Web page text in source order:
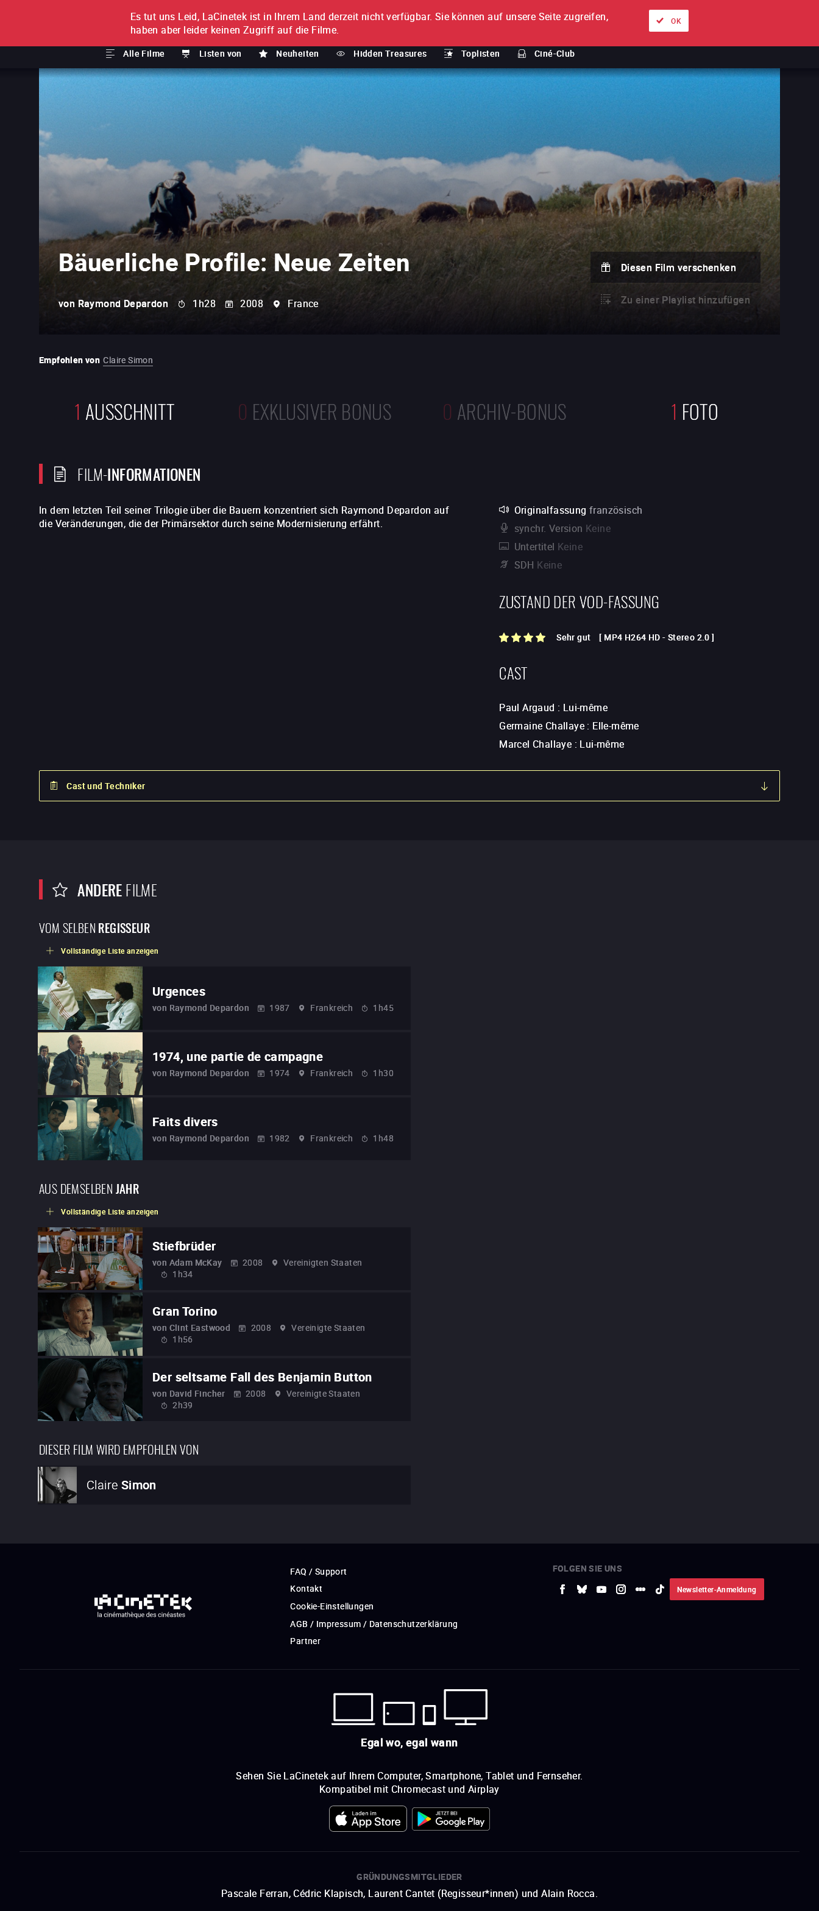
FILM FÜR FILM
Alle Filme Listen von Neuheiten Hidden Treasures Toplisten Ciné-Club
ABONNEMENT Über uns Unsere Angebote
Bäuerliche Profile: Neue Zeiten
von Raymond Depardon 1h28 2008 France
Diesen Film verschenken
Zu einer Playlist hinzufügen
Empfohlen von Claire Simon
1 AUSSCHNITT 0 EXKLUSIVER BONUS 0 ARCHIV-BONUS 1 FOTO
FILM-INFORMATIONEN
In dem letzten Teil seiner Trilogie über die Bauern konzentriert sich Raymond Depardon auf
die Veränderungen, die der Primärsektor durch seine Modernisierung erfährt.
Originalfassung französisch
synchr. Version Keine
Untertitel Keine
SDH Keine
ZUSTAND DER VOD-FASSUNG
Sehr gut [ MP4 H264 HD - Stereo 2.0 ]
CAST
Paul Argaud : Lui-même
Germaine Challaye : Elle-même
Marcel Challaye : Lui-même
Cast und Techniker
ANDEREFILME
VOM SELBENREGISSEUR
Vollständige Liste anzeigen
Urgences
von Raymond Depardon 1987 Frankreich 1h45
1974, une partie de campagne
von Raymond Depardon 1974 Frankreich 1h30
Faits divers
von Raymond Depardon 1982 Frankreich 1h48
AUS DEMSELBENJAHR
Vollständige Liste anzeigen
Stiefbrüder
von Adam McKay 2008
Vereinigten Staaten
1h34
Gran Torino
von Clint Eastwood 2008
Vereinigte Staaten
1h56
Der seltsame Fall des Benjamin Button
von David Fincher 2008
Vereinigte Staaten
2h39
DIESER FILM WIRD EMPFOHLEN VON
Claire Simon
FAQ / Support
Kontakt
Cookie-Einstellungen
AGB / Impressum / Datenschutzerklärung
Partner
FOLGEN SIE UNS
Newsletter-Anmeldung
Egal wo, egal wann
Sehen Sie LaCinetek auf Ihrem Computer, Smartphone, Tablet und Fernseher.
Kompatibel mit Chromecast und Airplay
GRÜNDUNGSMITGLIEDER
Pascale Ferran, Cédric Klapisch, Laurent Cantet (Regisseur*innen) und Alain Rocca.
Es tut uns Leid, LaCinetek ist in Ihrem Land derzeit nicht verfügbar. Sie können auf unsere Seite zugreifen,
haben aber leider keinen Zugriff auf die Filme.
OK